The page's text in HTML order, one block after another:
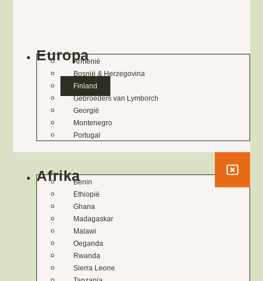
Europa
Armenië
Bosnië & Herzegovina
Finland
Gebroeders van Lymborch
Georgië
Montenegro
Portugal
AfrikaBenin
Ethiopië
Ghana
Madagaskar
Malawi
Oeganda
Rwanda
Sierra Leone